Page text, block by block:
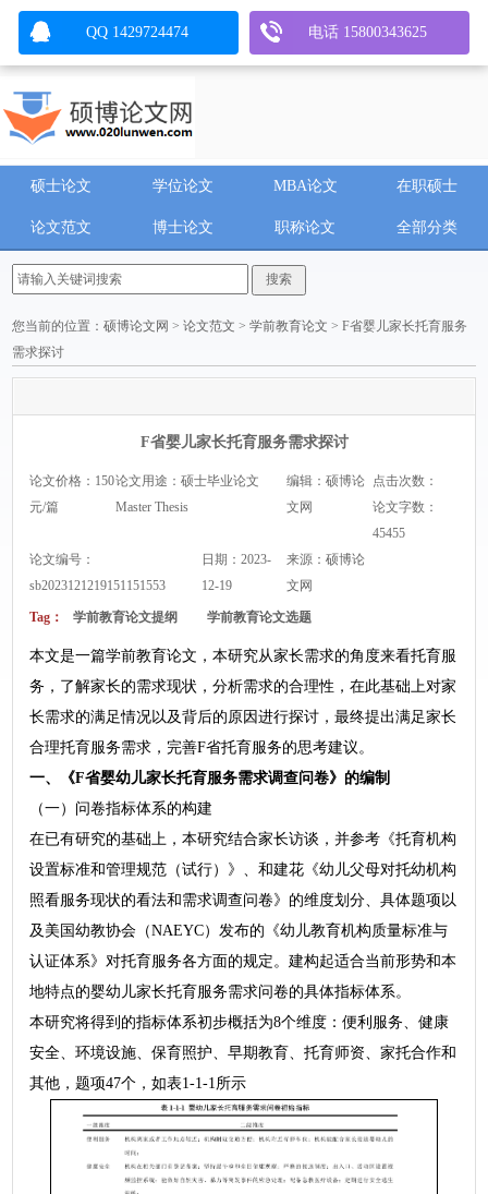
硕士论文 学位论文 MBA论文 在职硕士
论文范文 博士论文 职称论文 全部分类
您当前的位置：硕博论文网 >论文范文 >学前教育论文 > F省婴儿家长托育服务
需求探讨
F省婴儿家长托育服务需求探讨
论文价格：150
元/篇
论文用途：硕士毕业论文
Master Thesis
编辑：硕博论
文网
点击次数：
论文字数：
45455
论文编号：
sb2023121219151151553
日期：2023-
12-19
来源：硕博论
文网
Tag： 学前教育论文提纲 学前教育论文选题
本文是一篇学前教育论文，本研究从家长需求的角度来看托育服
务，了解家长的需求现状，分析需求的合理性，在此基础上对家
长需求的满足情况以及背后的原因进行探讨，最终提出满足家长
合理托育服务需求，完善F省托育服务的思考建议。
一、《F省婴幼儿家长托育服务需求调查问卷》的编制
（一）问卷指标体系的构建
在已有研究的基础上，本研究结合家长访谈，并参考《托育机构
设置标准和管理规范（试行）》、和建花《幼儿父母对托幼机构
照看服务现状的看法和需求调查问卷》的维度划分、具体题项以
及美国幼教协会（NAEYC）发布的《幼儿教育机构质量标准与
认证体系》对托育服务各方面的规定。建构起适合当前形势和本
地特点的婴幼儿家长托育服务需求问卷的具体指标体系。
本研究将得到的指标体系初步概括为8个维度：便利服务、健康
安全、环境设施、保育照护、早期教育、托育师资、家托合作和
其他，题项47个，如表1-1-1所示
QQ 1429724474 电话 15800343625